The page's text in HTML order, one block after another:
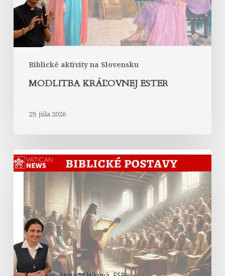
Biblické aktivity na Slovensku
MODLITBA KRÁĽOVNEJ ESTER
29. júla 2026
Abrahám
v
Liste
Hebrejom